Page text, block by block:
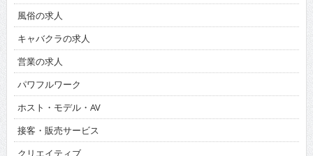
風俗の求人
キャバクラの求人
営業の求人
パワフルワーク
ホスト・モデル・AV
接客・販売サービス
クリエイティブ